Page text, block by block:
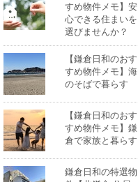
すめ物件メモ】安
心できる住まいを
選びませんか？
【鎌倉日和のおす
すめ物件メモ】海
のそばで暮らす
【鎌倉日和のおす
すめ物件メモ】鎌
倉で家族と暮らす
鎌倉日和の特選物